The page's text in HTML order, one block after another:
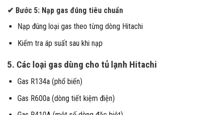
✔ Bước 5: Nạp gas đúng tiêu chuẩn
Nạp đúng loại gas theo từng dòng Hitachi
Kiểm tra áp suất sau khi nạp
5. Các loại gas dùng cho tủ lạnh Hitachi
Gas R134a (phổ biến)
Gas R600a (dòng tiết kiệm điện)